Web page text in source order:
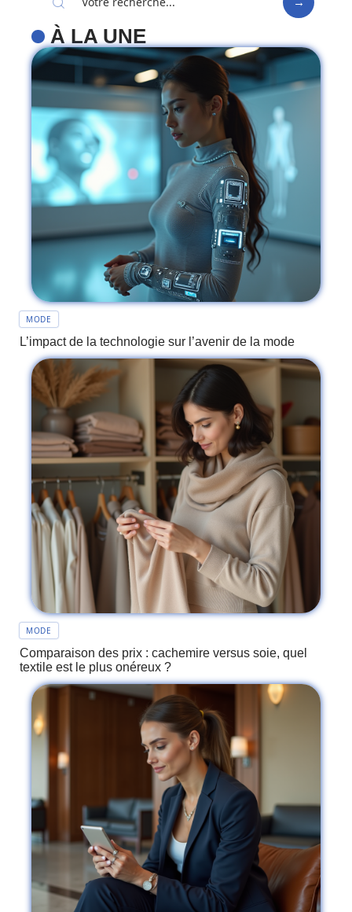
À LA UNE
MODE
L’impact de la technologie sur l’avenir de la mode
MODE
Comparaison des prix : cachemire versus soie, quel
textile est le plus onéreux ?